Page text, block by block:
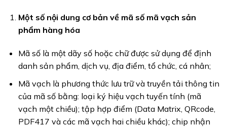
Một số nội dung cơ bản về mã số mã vạch sản
phẩm hàng hóa
Mã số là một dãy số hoặc chữ được sử dụng để định
danh sản phẩm, dịch vụ, địa điểm, tổ chức, cá nhân;
Mã vạch là phương thức lưu trữ và truyền tải thông tin
của mã số bằng: loại ký hiệu vạch tuyến tính (mã
vạch một chiều); tập hợp điểm (Data Matrix, QRcode,
PDF417 và các mã vạch hai chiều khác); chip nhận